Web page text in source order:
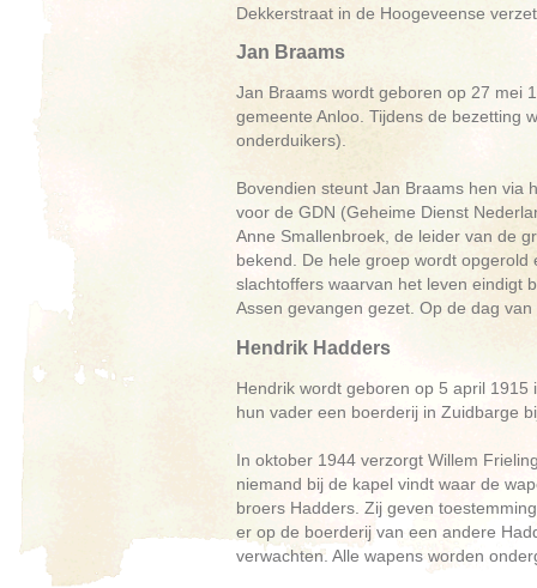
Dekkerstraat in de Hoogeveense
Jan Braams
Jan Braams wordt geboren op 27 mei
gemeente Anloo. Tijdens de bezetting
onderduikers).
Bovendien steunt Jan Braams hen via
voor de GDN (Geheime Dienst
Anne Smallenbroek, de leider van de
bekend. De hele groep wordt
slachtoffers waarvan het leven eindigt
Assen gevangen gezet. Op de dag
Hendrik Hadders
Hendrik wordt geboren op 5 april
hun vader een boerderij in Zuidbarge
In oktober 1944 verzorgt Willem
niemand bij de kapel vindt waar de
broers Hadders. Zij geven
er op de boerderij van een andere
verwachten. Alle wapens worden